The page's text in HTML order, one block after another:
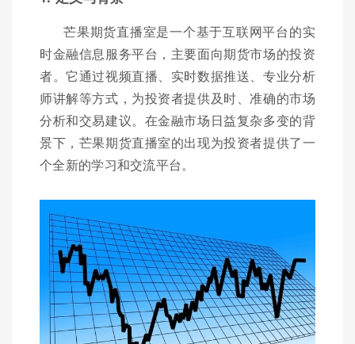
芒果期货直播室是一个基于互联网平台的实
时金融信息服务平台，主要面向期货市场的投资
者。它通过视频直播、实时数据推送、专业分析
师讲解等方式，为投资者提供及时、准确的市场
分析和交易建议。在金融市场日益复杂多变的背
景下，芒果期货直播室的出现为投资者提供了一
个全新的学习和交流平台。